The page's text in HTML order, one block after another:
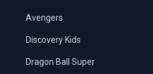
Avengers
Discovery Kids
Dragon Ball Super